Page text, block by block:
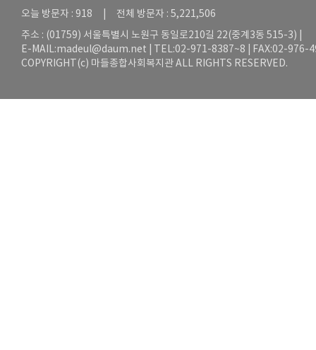
오늘 방문자 : 918 | 전체 방문자 : 5,221,506
주소 : (01759) 서울특별시 노원구 동일로210길 22(중계3동 515-3) |
E-MAIL:madeul@daum.net | TEL:02-971-8387~8 | FAX:02-976-
COPYRIGHT(c) 마들종합사회복지관 ALL RIGHTS RESERVED.